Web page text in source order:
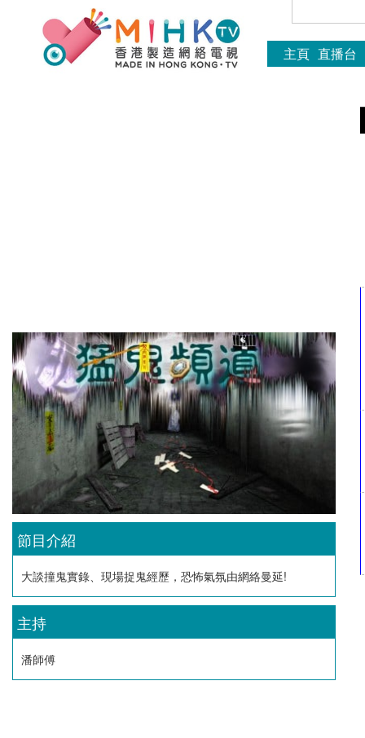
主頁 直播台
節目介紹
大談撞鬼實錄、現場捉鬼經歷，恐怖氣氛由網絡曼延!
主持
潘師傅